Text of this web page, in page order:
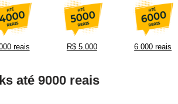
reais R$ 5.000 6.000 reais
até 9000 reais